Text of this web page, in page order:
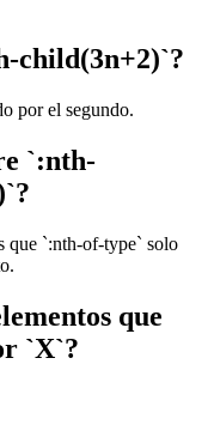
child(3n+2)`?
por el segundo.
`:nth-
que `:nth-of-type` solo
que
`X`?